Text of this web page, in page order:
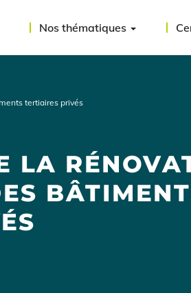
Nos thématiques
tertiaires privés
LA